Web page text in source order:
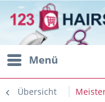
Menü
Übersicht